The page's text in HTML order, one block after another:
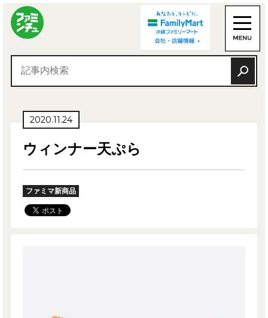
2020.11.24
ウィンナー天ぷら
ファミマ新商品